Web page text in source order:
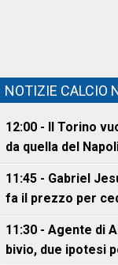
NOTIZIE CALCIO
12:00 - Il Torino
da quella del
11:45 - Gabriel
fa il prezzo per
11:30 - Agente di
bivio, due ipotesi